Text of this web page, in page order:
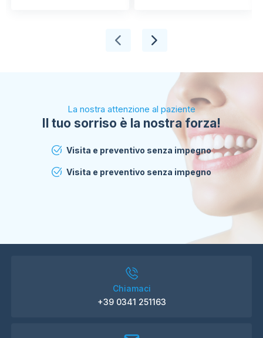
La nostra attenzione al paziente
Il tuo sorriso è la nostra forza!
Visita e preventivo senza impegno
Visita e preventivo senza impegno
Chiamaci
+39 0341 251163